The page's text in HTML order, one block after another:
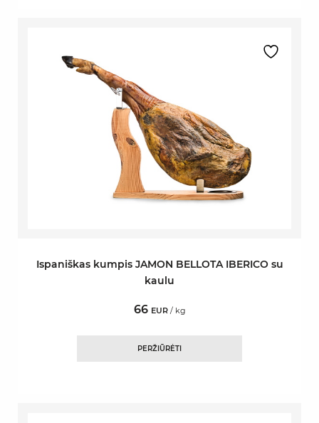
Ispaniškas kumpis JAMON BELLOTA IBERICO su
kaulu
66 EUR / kg
PERŽIŪRĖTI